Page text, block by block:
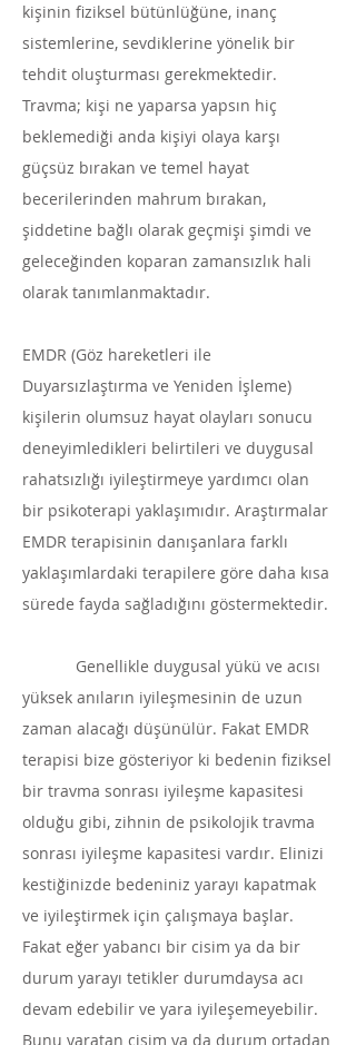
kişinin fiziksel bütünlüğüne, inanç
sistemlerine, sevdiklerine yönelik bir
tehdit oluşturması gerekmektedir.
Travma; kişi ne yaparsa yapsın hiç
beklemediği anda kişiyi olaya karşı
güçsüz bırakan ve temel hayat
becerilerinden mahrum bırakan,
şiddetine bağlı olarak geçmişi şimdi ve
geleceğinden koparan zamansızlık hali
olarak tanımlanmaktadır.
EMDR (Göz hareketleri ile
Duyarsızlaştırma ve Yeniden İşleme)
kişilerin olumsuz hayat olayları sonucu
deneyimledikleri belirtileri ve duygusal
rahatsızlığı iyileştirmeye yardımcı olan
bir psikoterapi yaklaşımıdır. Araştırmalar
EMDR terapisinin danışanlara farklı
yaklaşımlardaki terapilere göre daha kısa
sürede fayda sağladığını göstermektedir.
Genellikle duygusal yükü ve acısı
yüksek anıların iyileşmesinin de uzun
zaman alacağı düşünülür. Fakat EMDR
terapisi bize gösteriyor ki bedenin fiziksel
bir travma sonrası iyileşme kapasitesi
olduğu gibi, zihnin de psikolojik travma
sonrası iyileşme kapasitesi vardır. Elinizi
kestiğinizde bedeniniz yarayı kapatmak
ve iyileştirmek için çalışmaya başlar.
Fakat eğer yabancı bir cisim ya da bir
durum yarayı tetikler durumdaysa acı
devam edebilir ve yara iyileşemeyebilir.
Bunu yaratan cisim ya da durum ortadan